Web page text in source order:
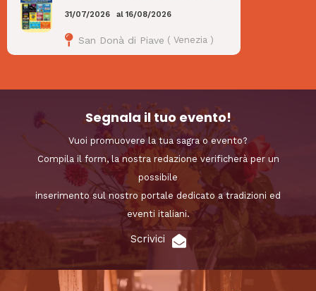
31/07/2026 al 16/08/2026
San Donà di Piave ( Venezia)
Segnala il tuo evento!
Vuoi promuovere la tua sagra o evento?
Compila il form, la nostra redazione verificherà per un
possibile
inserimento sul nostro portale dedicato a tradizioni ed
eventi italiani.
Scrivici